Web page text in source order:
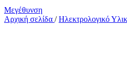
Μεγέθυνση
Αρχική σελίδα / Ηλεκτρολογικό